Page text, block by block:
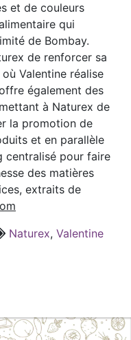
et de couleurs
qui
de Bombay.
de renforcer sa
Valentine réalise
également des
à Naturex de
la promotion de
et en parallèle
centralisé pour faire
des matières
extraits de
Naturex, Valentine